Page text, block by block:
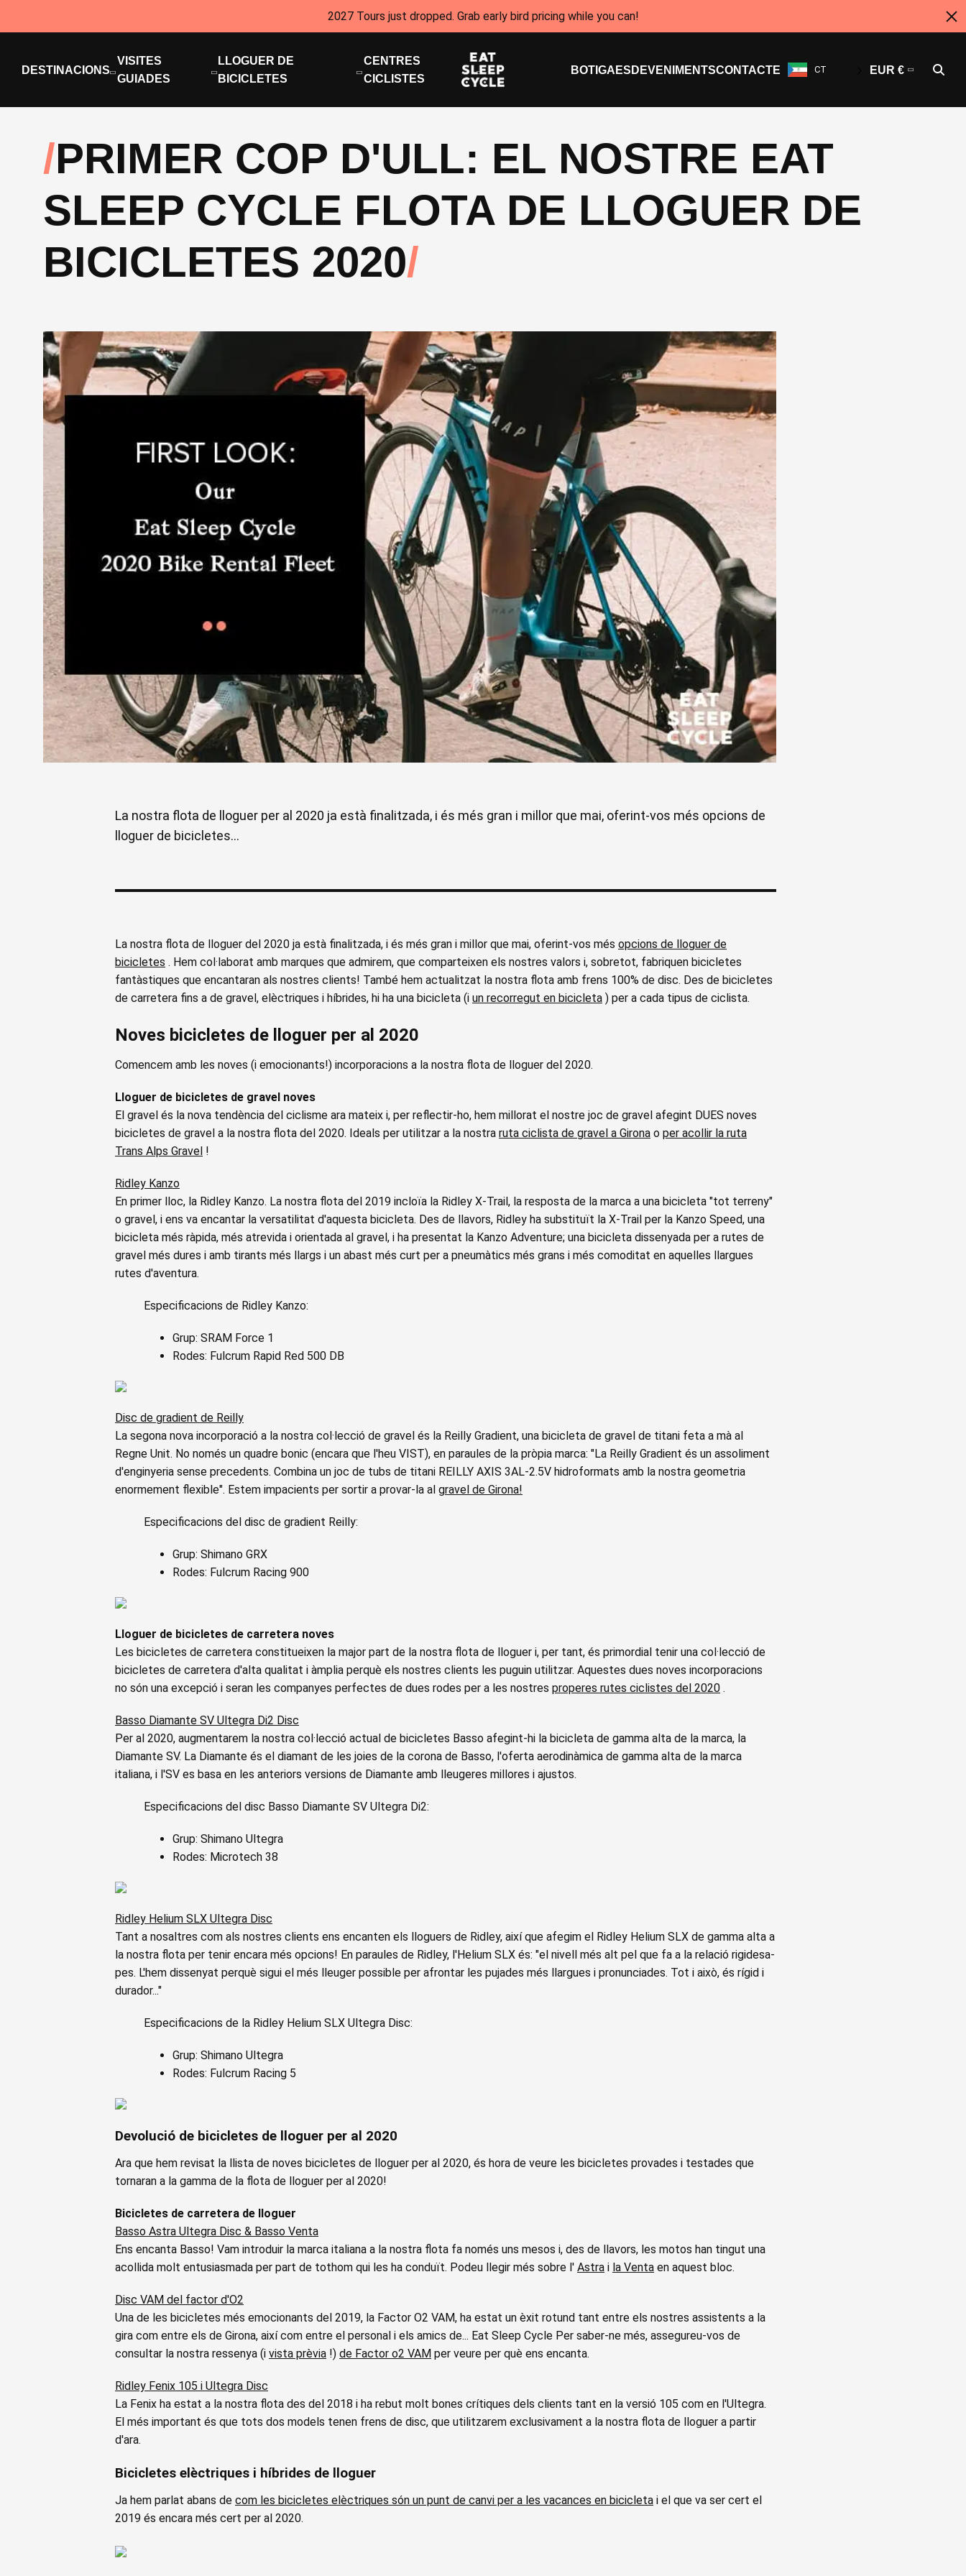
2027 Tours just dropped. Grab early bird pricing while you can!
DESTINACIONS
VISITES
GUIADES
LLOGUER DE
BICICLETES
CENTRES
CICLISTES
BOTIGA ESDEVENIMENTSCONTACTE CT EUR €
PRIMER COP D'ULL: EL NOSTRE EAT
SLEEP CYCLE FLOTA DE LLOGUER DE
BICICLETES 2020
La nostra flota de lloguer per al 2020 ja està finalitzada, i és més gran i millor que mai, oferint-vos més opcions de
lloguer de bicicletes...
La nostra flota de lloguer del 2020 ja està finalitzada, i és més gran i millor que mai, oferint-vos més opcions de lloguer de
bicicletes . Hem col·laborat amb marques que admirem, que comparteixen els nostres valors i, sobretot, fabriquen bicicletes
fantàstiques que encantaran als nostres clients! També hem actualitzat la nostra flota amb frens 100% de disc. Des de bicicletes
de carretera fins a de gravel, elèctriques i híbrides, hi ha una bicicleta (i un recorregut en bicicleta ) per a cada tipus de ciclista.
Noves bicicletes de lloguer per al 2020
Comencem amb les noves (i emocionants!) incorporacions a la nostra flota de lloguer del 2020.
Lloguer de bicicletes de gravel noves
El gravel és la nova tendència del ciclisme ara mateix i, per reflectir-ho, hem millorat el nostre joc de gravel afegint DUES noves
bicicletes de gravel a la nostra flota del 2020. Ideals per utilitzar a la nostra ruta ciclista de gravel a Girona o per acollir la ruta
Trans Alps Gravel !
Ridley Kanzo
En primer lloc, la Ridley Kanzo. La nostra flota del 2019 incloïa la Ridley X-Trail, la resposta de la marca a una bicicleta "tot terreny"
o gravel, i ens va encantar la versatilitat d'aquesta bicicleta. Des de llavors, Ridley ha substituït la X-Trail per la Kanzo Speed, una
bicicleta més ràpida, més atrevida i orientada al gravel, i ha presentat la Kanzo Adventure; una bicicleta dissenyada per a rutes de
gravel més dures i amb tirants més llargs i un abast més curt per a pneumàtics més grans i més comoditat en aquelles llargues
rutes d'aventura.
Especificacions de Ridley Kanzo:
Grup: SRAM Force 1
Rodes: Fulcrum Rapid Red 500 DB
Disc de gradient de Reilly
La segona nova incorporació a la nostra col·lecció de gravel és la Reilly Gradient, una bicicleta de gravel de titani feta a mà al
Regne Unit. No només un quadre bonic (encara que l'heu VIST), en paraules de la pròpia marca: "La Reilly Gradient és un assoliment
d'enginyeria sense precedents. Combina un joc de tubs de titani REILLY AXIS 3AL-2.5V hidroformats amb la nostra geometria
enormement flexible". Estem impacients per sortir a provar-la al gravel de Girona!
Especificacions del disc de gradient Reilly:
Grup: Shimano GRX
Rodes: Fulcrum Racing 900
Lloguer de bicicletes de carretera noves
Les bicicletes de carretera constitueixen la major part de la nostra flota de lloguer i, per tant, és primordial tenir una col·lecció de
bicicletes de carretera d'alta qualitat i àmplia perquè els nostres clients les puguin utilitzar. Aquestes dues noves incorporacions
no són una excepció i seran les companyes perfectes de dues rodes per a les nostres properes rutes ciclistes del 2020 .
Basso Diamante SV Ultegra Di2 Disc
Per al 2020, augmentarem la nostra col·lecció actual de bicicletes Basso afegint-hi la bicicleta de gamma alta de la marca, la
Diamante SV. La Diamante és el diamant de les joies de la corona de Basso, l'oferta aerodinàmica de gamma alta de la marca
italiana, i l'SV es basa en les anteriors versions de Diamante amb lleugeres millores i ajustos.
Especificacions del disc Basso Diamante SV Ultegra Di2:
Grup: Shimano Ultegra
Rodes: Microtech 38
Ridley Helium SLX Ultegra Disc
Tant a nosaltres com als nostres clients ens encanten els lloguers de Ridley, així que afegim el Ridley Helium SLX de gamma alta a
la nostra flota per tenir encara més opcions! En paraules de Ridley, l'Helium SLX és: "el nivell més alt pel que fa a la relació rigidesa-
pes. L'hem dissenyat perquè sigui el més lleuger possible per afrontar les pujades més llargues i pronunciades. Tot i això, és rígid i
durador..."
Especificacions de la Ridley Helium SLX Ultegra Disc:
Grup: Shimano Ultegra
Rodes: Fulcrum Racing 5
Devolució de bicicletes de lloguer per al 2020
Ara que hem revisat la llista de noves bicicletes de lloguer per al 2020, és hora de veure les bicicletes provades i testades que
tornaran a la gamma de la flota de lloguer per al 2020!
Bicicletes de carretera de lloguer
Basso Astra Ultegra Disc & Basso Venta
Ens encanta Basso! Vam introduir la marca italiana a la nostra flota fa només uns mesos i, des de llavors, les motos han tingut una
acollida molt entusiasmada per part de tothom qui les ha conduït. Podeu llegir més sobre l' Astra i la Venta en aquest bloc.
Disc VAM del factor d'O2
Una de les bicicletes més emocionants del 2019, la Factor O2 VAM, ha estat un èxit rotund tant entre els nostres assistents a la
gira com entre els de Girona, així com entre el personal i els amics de... Eat Sleep Cycle Per saber-ne més, assegureu-vos de
consultar la nostra ressenya (i vista prèvia !) de Factor o2 VAM per veure per què ens encanta.
Ridley Fenix 105 i Ultegra Disc
La Fenix ha estat a la nostra flota des del 2018 i ha rebut molt bones crítiques dels clients tant en la versió 105 com en l'Ultegra.
El més important és que tots dos models tenen frens de disc, que utilitzarem exclusivament a la nostra flota de lloguer a partir
d'ara.
Bicicletes elèctriques i híbrides de lloguer
Ja hem parlat abans de com les bicicletes elèctriques són un punt de canvi per a les vacances en bicicleta i el que va ser cert el
2019 és encara més cert per al 2020.